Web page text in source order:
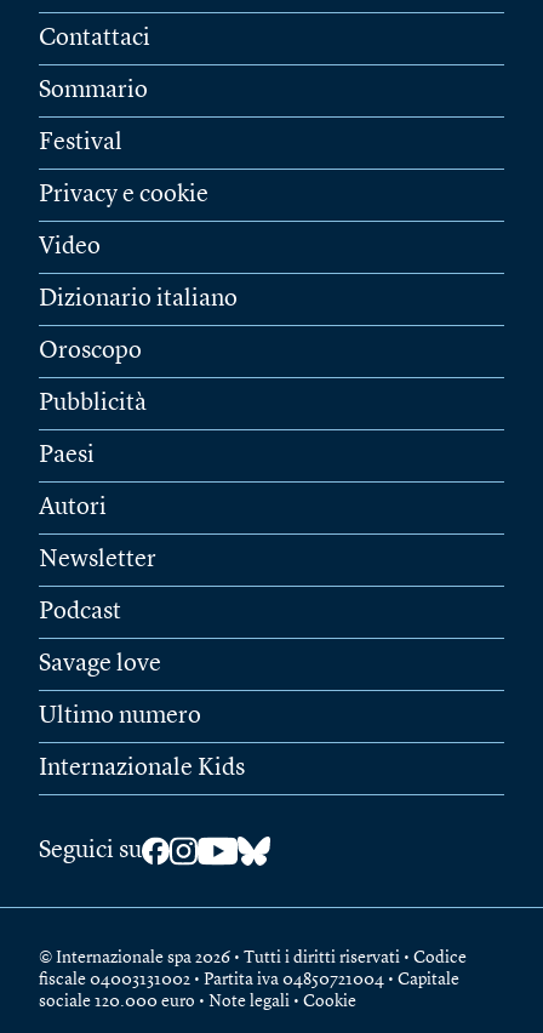
Contattaci
Sommario
Festival
Privacy e cookie
Video
Dizionario italiano
Oroscopo
Pubblicità
Paesi
Autori
Newsletter
Podcast
Savage love
Ultimo numero
Internazionale Kids
Seguici su
© Internazionale spa 2026 • Tutti i diritti riservati • Codice
fiscale 04003131002 • Partita iva 04850721004 • Capitale
sociale 120.000 euro • Note legali • Cookie